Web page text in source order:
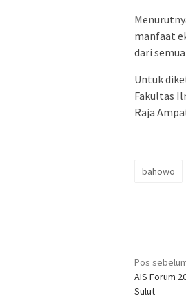
manfaat
dari
Untuk
Fakultas
Raja
bahowo
pos
Pos
AIS Forum
Sulut